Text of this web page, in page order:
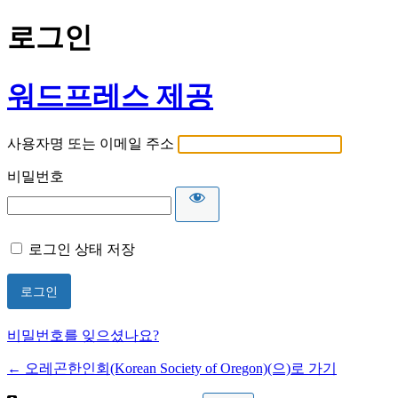
로그인
워드프레스 제공
사용자명 또는 이메일 주소
비밀번호
로그인 상태 저장
비밀번호를 잊으셨나요?
← 오레곤한인회(Korean Society of Oregon)(으)로 가기